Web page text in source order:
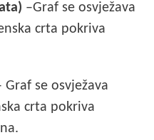
–Graf se osvježava
crta pokriva
Graf se osvježava
crta pokriva